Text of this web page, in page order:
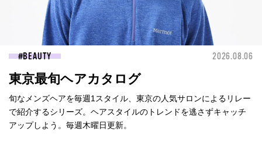
BEAUTY 2026.08.06
東京最旬ヘアカタログ
旬なメンズヘアを毎週1スタイル、東京の人気サロンによるリレー
で紹介するシリーズ。ヘアスタイルのトレンドを逃さずキャッチ
アップしよう。毎週木曜日更新。